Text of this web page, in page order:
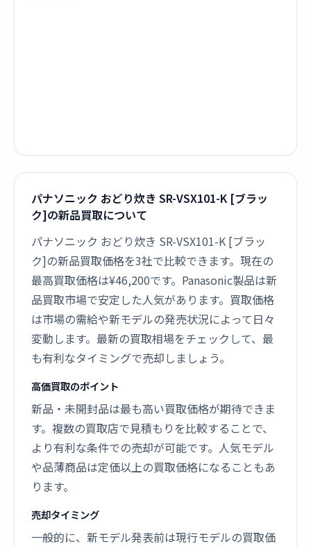
パナソニック おどり炊き SR-VSX101-K [ブラッ
ク]の新品買取について
パナソニック おどり炊き SR-VSX101-K [ブラッ
ク]の新品買取価格を3社で比較できます。現在の
最高買取価格は¥46,200です。Panasonic製品は新
品買取市場で安定した人気があります。買取価格
は市場の需給や新モデルの発売状況によって日々
変動します。最新の買取相場をチェックして、最
も有利なタイミングで売却しましょう。
高価買取のポイント
新品・未開封品は最も高い買取価格が期待できま
す。複数の買取店で見積もりを比較することで、
より有利な条件での売却が可能です。人気モデル
や品薄商品は定価以上の買取価格になることもあ
ります。
売却タイミング
一般的に、新モデル発表前は現行モデルの買取価